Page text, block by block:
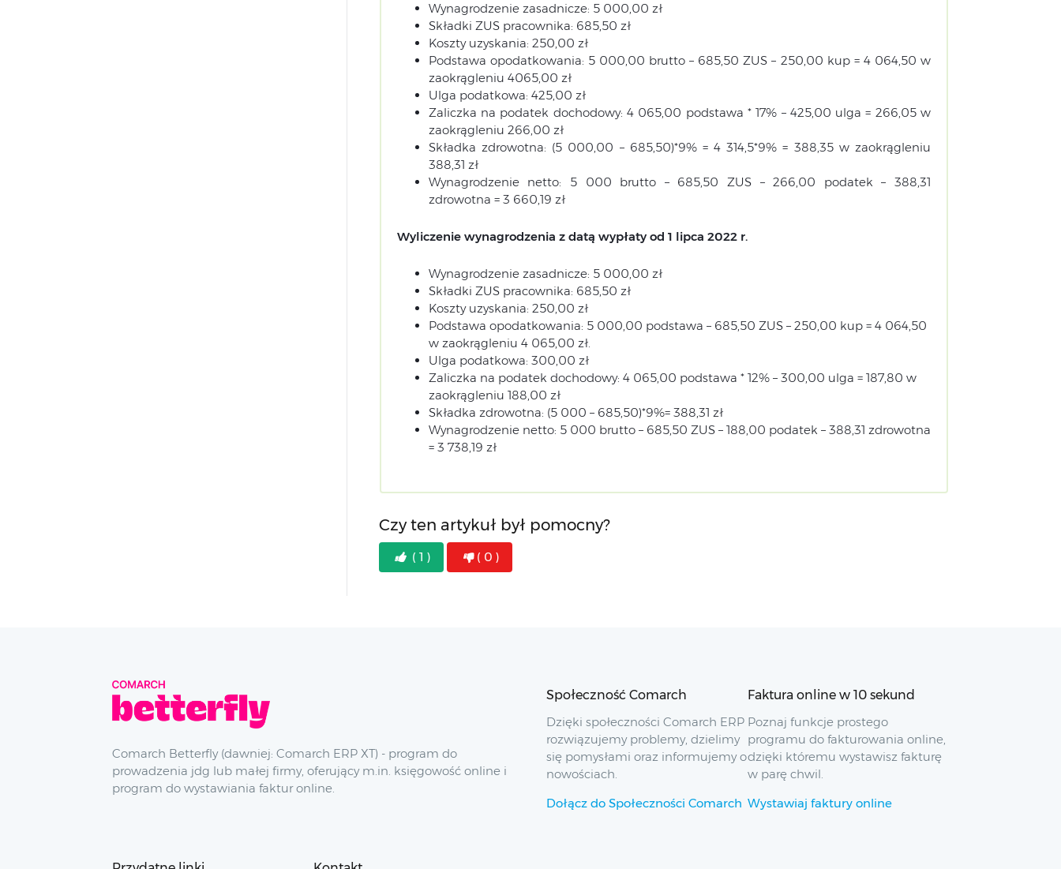
Wynagrodzenie zasadnicze: 5 000,00 zł
Składki ZUS pracownika: 685,50 zł
Koszty uzyskania: 250,00 zł
Podstawa opodatkowania: 5 000,00 brutto – 685,50 ZUS – 250,00 kup = 4 064,50 w
zaokrągleniu 4065,00 zł
Ulga podatkowa: 425,00 zł
Zaliczka na podatek dochodowy: 4 065,00 podstawa * 17% – 425,00 ulga = 266,05 w
zaokrągleniu 266,00 zł
Składka zdrowotna: (5 000,00 – 685,50)*9% = 4 314,5*9% = 388,35 w zaokrągleniu
388,31 zł
Wynagrodzenie netto: 5 000 brutto – 685,50 ZUS – 266,00 podatek – 388,31
zdrowotna = 3 660,19 zł
Wyliczenie wynagrodzenia z datą wypłaty od 1 lipca 2022 r.
Wynagrodzenie zasadnicze: 5 000,00 zł
Składki ZUS pracownika: 685,50 zł
Koszty uzyskania: 250,00 zł
Podstawa opodatkowania: 5 000,00 podstawa – 685,50 ZUS – 250,00 kup = 4 064,50
w zaokrągleniu 4 065,00 zł.
Ulga podatkowa: 300,00 zł
Zaliczka na podatek dochodowy: 4 065,00 podstawa * 12% – 300,00 ulga = 187,80 w
zaokrągleniu 188,00 zł
Składka zdrowotna: (5 000 – 685,50)*9%= 388,31 zł
Wynagrodzenie netto: 5 000 brutto – 685,50 ZUS – 188,00 podatek – 388,31 zdrowotna
= 3 738,19 zł
Czy ten artykuł był pomocny?
( 1 ) ( 0 )
Comarch Betterfly (dawniej: Comarch ERP XT) - program do
prowadzenia jdg lub małej firmy, oferujący m.in. księgowość online i
program do wystawiania faktur online.
Społeczność Comarch
Dzięki społeczności Comarch ERP
rozwiązujemy problemy, dzielimy
się pomysłami oraz informujemy o
nowościach.
Dołącz do Społeczności Comarch
Faktura online w 10 sekund
Poznaj funkcje prostego
programu do fakturowania online,
dzięki któremu wystawisz fakturę
w parę chwil.
Wystawiaj faktury online